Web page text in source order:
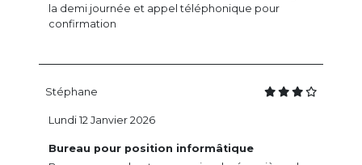
la demi journée et appel téléphonique pour
confirmation
Stéphane
Bureau pour position informâtique
Lundi 12 Janvier 2026